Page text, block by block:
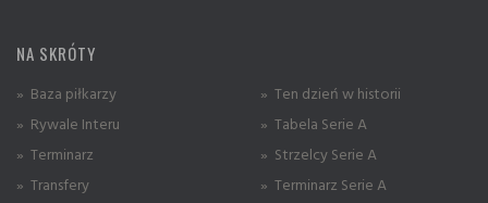
NA SKRÓTY
» Baza piłkarzy
» Rywale Interu
» Terminarz
» Transfery
» Ten dzień w historii
» Tabela Serie A
» Strzelcy Serie A
» Terminarz Serie A